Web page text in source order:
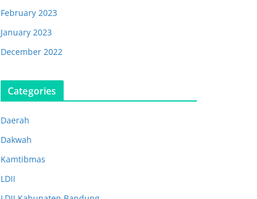
February 2023
January 2023
December 2022
Categories
Daerah
Dakwah
Kamtibmas
LDII